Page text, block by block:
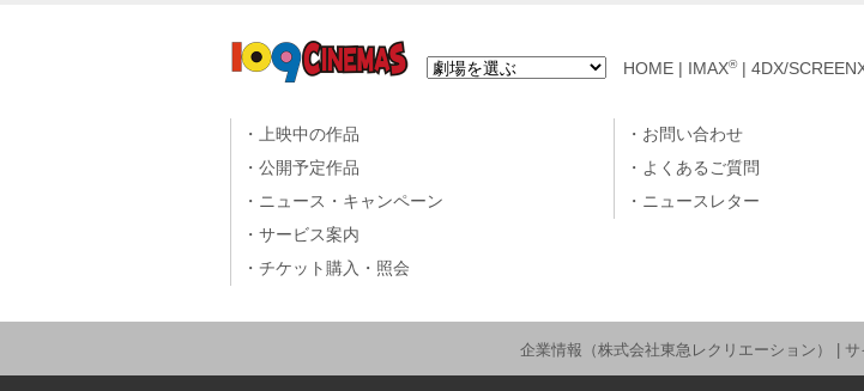
HOME IMAX®| 4DX/
上映中の作品
公開予定作品
ニュース・キャンペーン
サービス案内
チケット購入・照会
お問い合わせ
よくあるご質問
ニュースレター
企業情報（株式会社東急レクリエーション）